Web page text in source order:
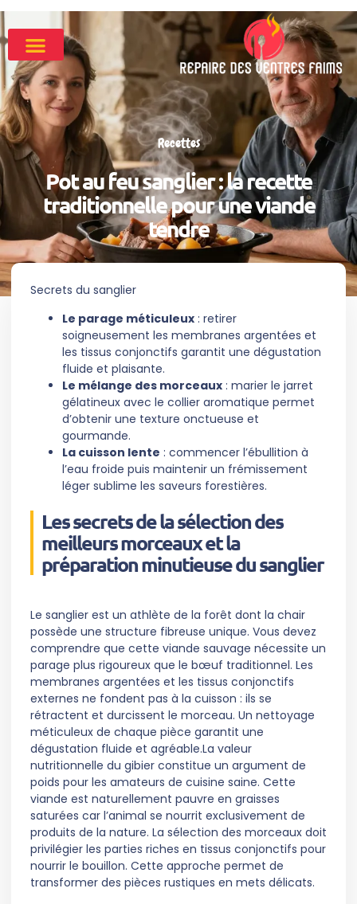
Recettes
Pot au feu sanglier : la recette
traditionnelle pour une viande
tendre
Secrets du sanglier
Le parage méticuleux : retirer
soigneusement les membranes argentées et
les tissus conjonctifs garantit une dégustation
fluide et plaisante.
Le mélange des morceaux : marier le jarret
gélatineux avec le collier aromatique permet
d’obtenir une texture onctueuse et
gourmande.
La cuisson lente : commencer l’ébullition à
l’eau froide puis maintenir un frémissement
léger sublime les saveurs forestières.
Les secrets de la sélection des
meilleurs morceaux et la
préparation minutieuse du sanglier
Le sanglier est un athlète de la forêt dont la chair
possède une structure fibreuse unique. Vous devez
comprendre que cette viande sauvage nécessite un
parage plus rigoureux que le bœuf traditionnel. Les
membranes argentées et les tissus conjonctifs
externes ne fondent pas à la cuisson : ils se
rétractent et durcissent le morceau. Un nettoyage
méticuleux de chaque pièce garantit une
dégustation fluide et agréable.La valeur
nutritionnelle du gibier constitue un argument de
poids pour les amateurs de cuisine saine. Cette
viande est naturellement pauvre en graisses
saturées car l’animal se nourrit exclusivement de
produits de la nature. La sélection des morceaux doit
privilégier les parties riches en tissus conjonctifs pour
nourrir le bouillon. Cette approche permet de
transformer des pièces rustiques en mets délicats.